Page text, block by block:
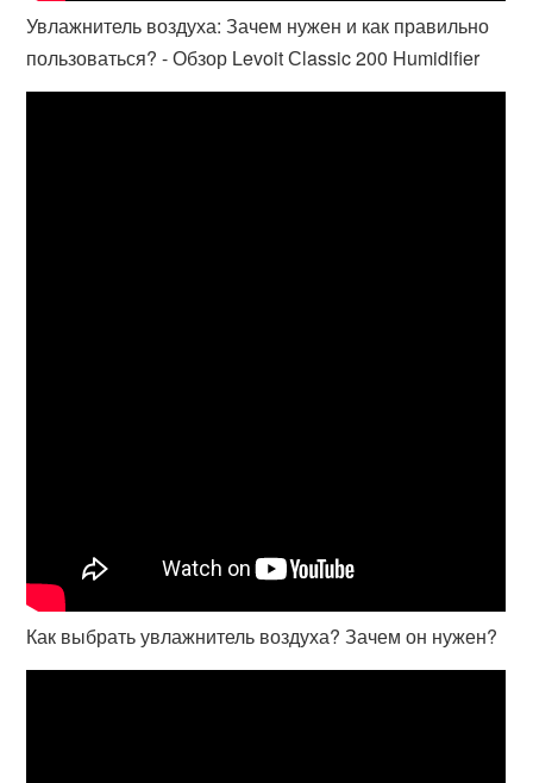
Увлажнитель воздуха: Зачем нужен и как правильно
пользоваться? - Обзор Levoit Сlassic 200 Humidifier
Как выбрать увлажнитель воздуха? Зачем он нужен?